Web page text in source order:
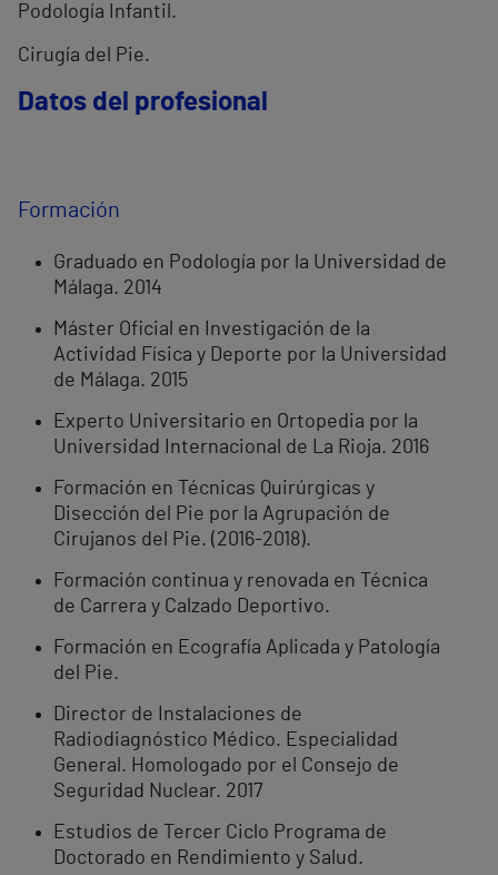
Podología Infantil.
Cirugía del Pie.
Datos del profesional
Formación
Graduado en Podología por la Universidad de
Málaga. 2014
Máster Oficial en Investigación de la
Actividad Física y Deporte por la Universidad
de Málaga. 2015
Experto Universitario en Ortopedia por la
Universidad Internacional de La Rioja. 2016
Formación en Técnicas Quirúrgicas y
Disección del Pie por la Agrupación de
Cirujanos del Pie. (2016-2018).
Formación continua y renovada en Técnica
de Carrera y Calzado Deportivo.
Formación en Ecografía Aplicada y Patología
del Pie.
Director de Instalaciones de
Radiodiagnóstico Médico. Especialidad
General. Homologado por el Consejo de
Seguridad Nuclear. 2017
Estudios de Tercer Ciclo Programa de
Doctorado en Rendimiento y Salud.